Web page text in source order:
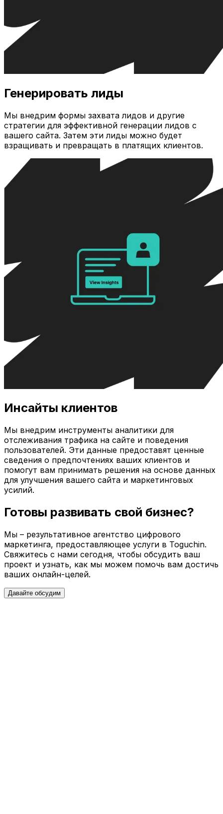
Генерировать лиды
Мы внедрим формы захвата лидов и другие
стратегии для эффективной генерации лидов с
вашего сайта. Затем эти лиды можно будет
взращивать и превращать в платящих клиентов.
Инсайты клиентов
Мы внедрим инструменты аналитики для
отслеживания трафика на сайте и поведения
пользователей. Эти данные предоставят ценные
сведения о предпочтениях ваших клиентов и
помогут вам принимать решения на основе данных
для улучшения вашего сайта и маркетинговых
усилий.
Готовы развивать свой бизнес?
Мы – результативное агентство цифрового
маркетинга, предоставляющее услуги в Toguchin.
Свяжитесь с нами сегодня, чтобы обсудить ваш
проект и узнать, как мы можем помочь вам достичь
ваших онлайн-целей.
Давайте обсудим